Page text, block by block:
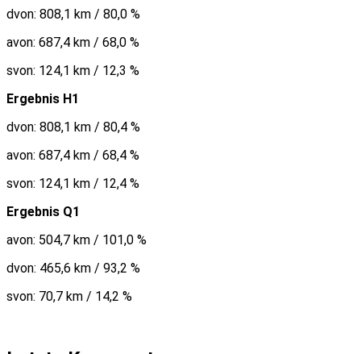
dvon: 808,1 km / 80,0 %
avon: 687,4 km / 68,0 %
svon: 124,1 km / 12,3 %
Ergebnis H1
dvon: 808,1 km / 80,4 %
avon: 687,4 km / 68,4 %
svon: 124,1 km / 12,4 %
Ergebnis Q1
avon: 504,7 km / 101,0 %
dvon: 465,6 km / 93,2 %
svon: 70,7 km / 14,2 %